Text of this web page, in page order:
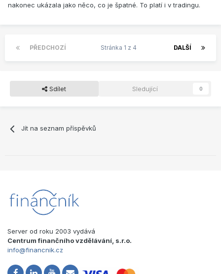
nakonec ukázala jako něco, co je špatné. To platí i v tradingu.
PŘEDCHOZÍ DALŠÍ
Stránka 1 z 4
Sdílet Sledující 0
Jít na seznam příspěvků
Server od roku 2003 vydává
Centrum finančního vzdělávání, s.r.o.
info@financnik.cz